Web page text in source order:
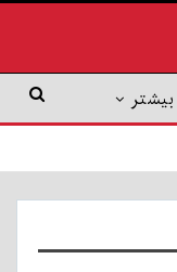
بیشتر